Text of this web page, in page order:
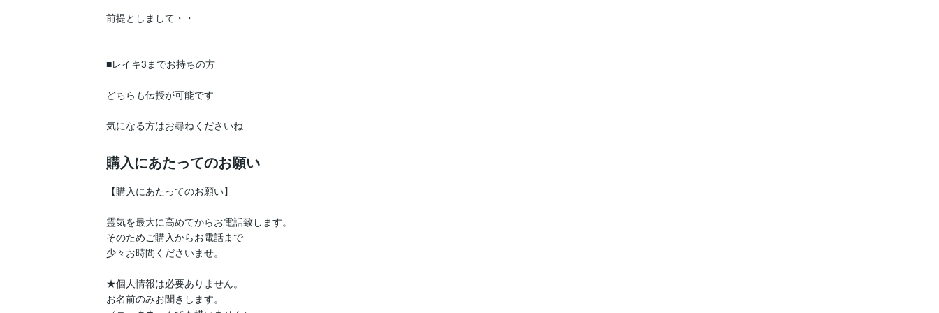
前提としまして・・
■レイキ3までお持ちの方
どちらも伝授が可能です
購入にあたってのお願い
【購入にあたってのお願い】
霊気を最大に高めてからお電話致します。
そのためご購入からお電話まで
少々お時間くださいませ。
★個人情報は必要ありません。
お名前のみお聞きします。